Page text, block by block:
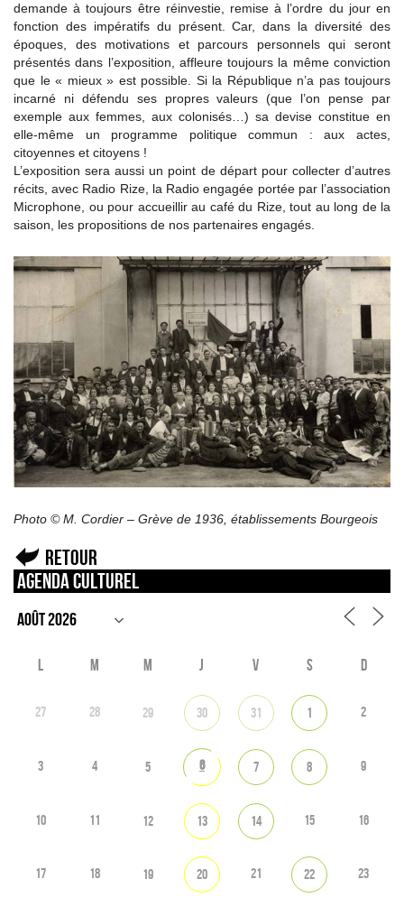
demande à toujours être réinvestie, remise à l’ordre du jour en
fonction des impératifs du présent. Car, dans la diversité des
époques, des motivations et parcours personnels qui seront
présentés dans l’exposition, affleure toujours la même conviction
que le « mieux » est possible. Si la République n’a pas toujours
incarné ni défendu ses propres valeurs (que l’on pense par
exemple aux femmes, aux colonisés…) sa devise constitue en
elle-même un programme politique commun : aux actes,
citoyennes et citoyens !
L’exposition sera aussi un point de départ pour collecter d’autres
récits, avec Radio Rize, la Radio engagée portée par l’association
Microphone, ou pour accueillir au café du Rize, tout au long de la
saison, les propositions de nos partenaires engagés.
Photo © M. Cordier – Grève de 1936, établissements Bourgeois
Retour
Agenda culturel
L M M J V S D
27 28 29 30 31 1 2
3 4 5 6 7 8 9
10 11 12 13 14 15 16
17 18 19 20 21 22 23